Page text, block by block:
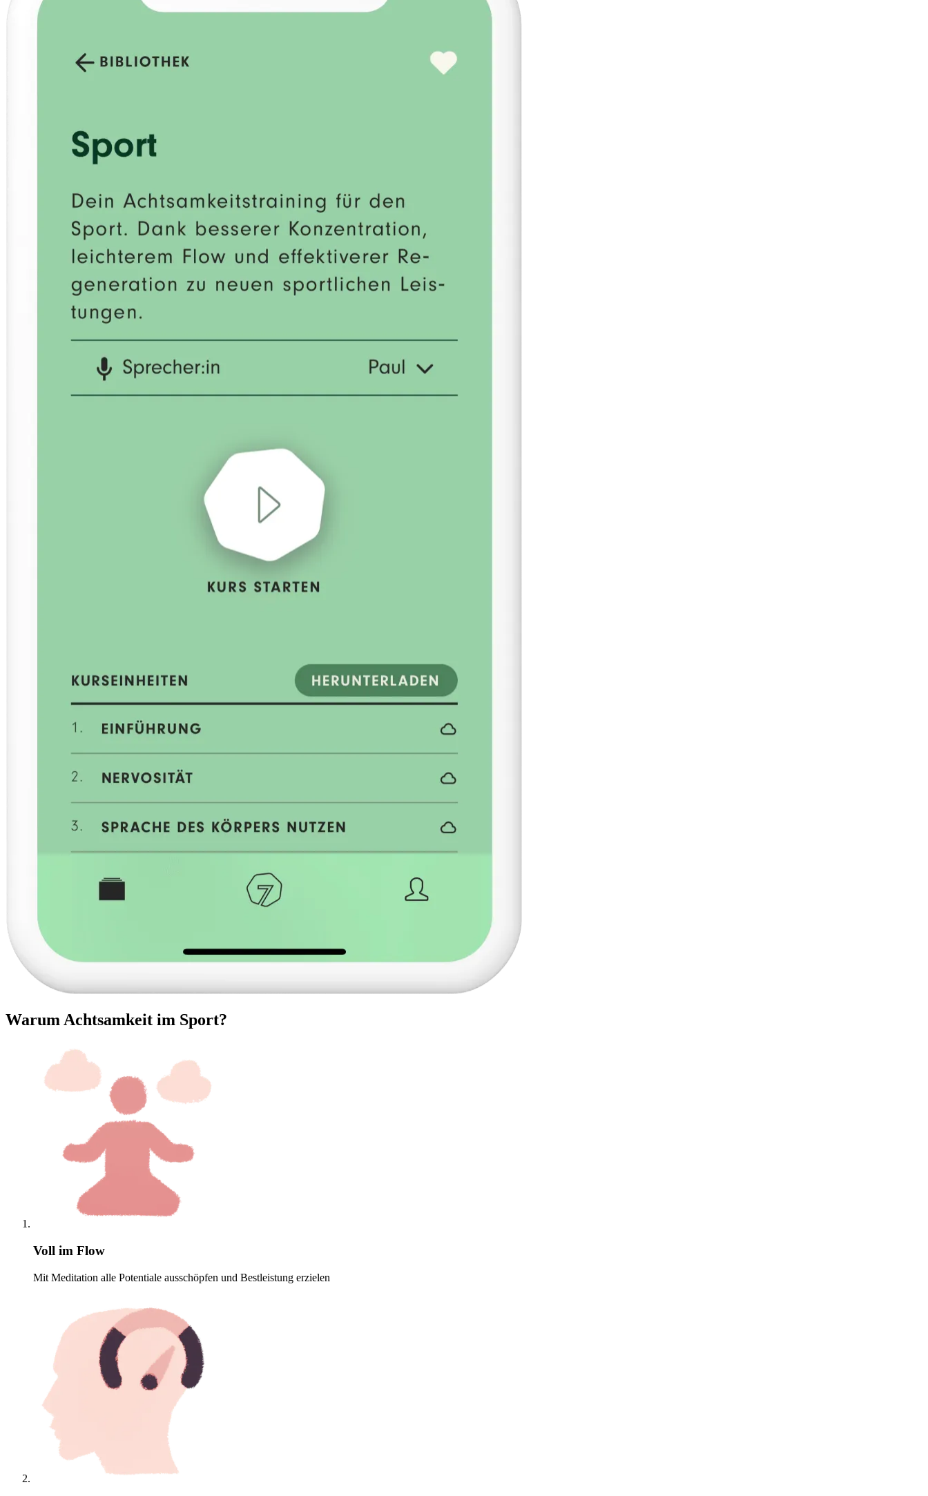
Warum Achtsamkeit im Sport?
Voll im Flow
Mit Meditation alle Potentiale ausschöpfen und Bestleistung erzielen